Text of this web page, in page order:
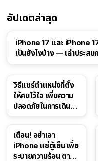
อัปเดตล่าสุด
iPhone 17 และ iPhone
เป็นยังไงบ้าง — เล่าประส
วิธีแชร์ตำแหน่งที่ตั้ง
ให้คนไว้ใจ เพิ่มความ
ปลอดภัยในการเดิน
เตือน! อย่าเอา
iPhone แช่ตู้เย็น เพื่อ
ระบายความร้อน ตาม